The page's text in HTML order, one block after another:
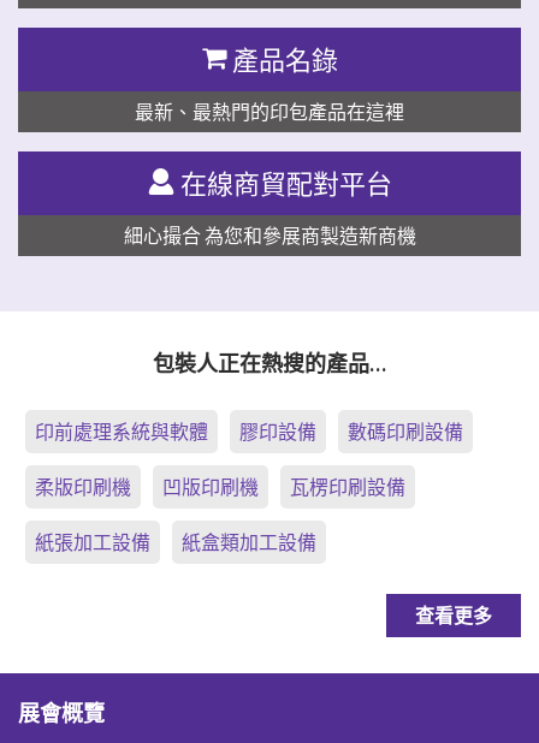
產品名錄
最新、最熱門的印包產品在這裡
在線商貿配對平台
細心撮合 為您和參展商製造新商機
包裝人正在熱搜的產品…
印前處理系統與軟體 膠印設備 數碼印刷設備
柔版印刷機 凹版印刷機 瓦楞印刷設備
紙張加工設備 紙盒類加工設備
查看更多
展會概覽